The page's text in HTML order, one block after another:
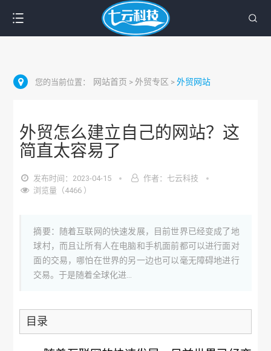
您的当前位置： 网站首页 > 外贸专区 >外贸网站
外贸怎么建立自己的网站？这
简直太容易了
发布时间：2023-04-15
作者：七云科技
浏览量（4466 ）
摘要：随着互联网的快速发展，目前世界已经变成了地
球村，而且让所有人在电脑和手机面前都可以进行面对
面的交易，哪怕在世界的另一边也可以毫无障碍地进行
交易。于是随着全球化进...
目录